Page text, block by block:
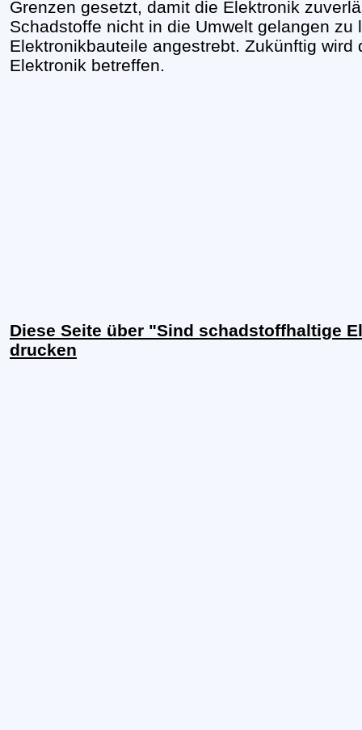
Grenzen gesetzt, damit die Elektronik
Schadstoffe nicht in die Umwelt gelangen zu
Elektronikbauteile angestrebt. Zukünftig wird
Elektronik betreffen.
Diese Seite über "Sind schadstoffhaltige
drucken